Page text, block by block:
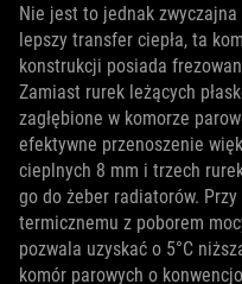
Nie jest to jednak
lepszy transfer ciepła, ta
konstrukcji posiada
Zamiast rurek leżących
zagłębione w komorze
efektywne przenoszenie
cieplnych 8 mm i trzech
go do żeber radiatorów.
termicznemu z poborem
pozwala uzyskać o 5°C
komór parowych o